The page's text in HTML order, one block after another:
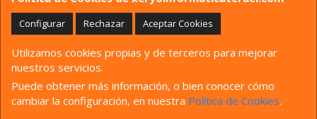
1.399,08 €
CANON - 6858C006
ImagePrograf PRO-310 WiFi/ Negra
Configurar Rechazar Aceptar Cookies
Utilizamos cookies propias y de terceros para mejorar
nuestros servicios.
Puede obtener más información, o bien conocer cómo
cambiar la configuración, en nuestra Política de Cookies.